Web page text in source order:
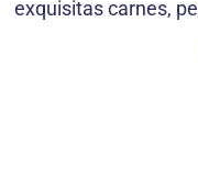
exquisitas carnes,